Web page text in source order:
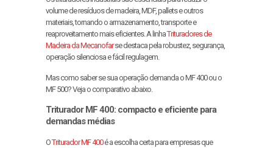
volume de resíduos de madeira, MDF, pallets e outros
materiais, tornando o armazenamento, transporte e
reaproveitamento mais eficientes. A linhaTrituradores de
Madeira da Mecanofarse destaca pela robustez, segurança,
operação silenciosa e fácil regulagem.
Mas como saber se sua operação demanda o MF 400 ou o
MF 500? Veja o comparativo abaixo.
Triturador MF 400: compacto e eficiente para
demandas médias
OTriturador MF 400é a escolha certa para empresas que